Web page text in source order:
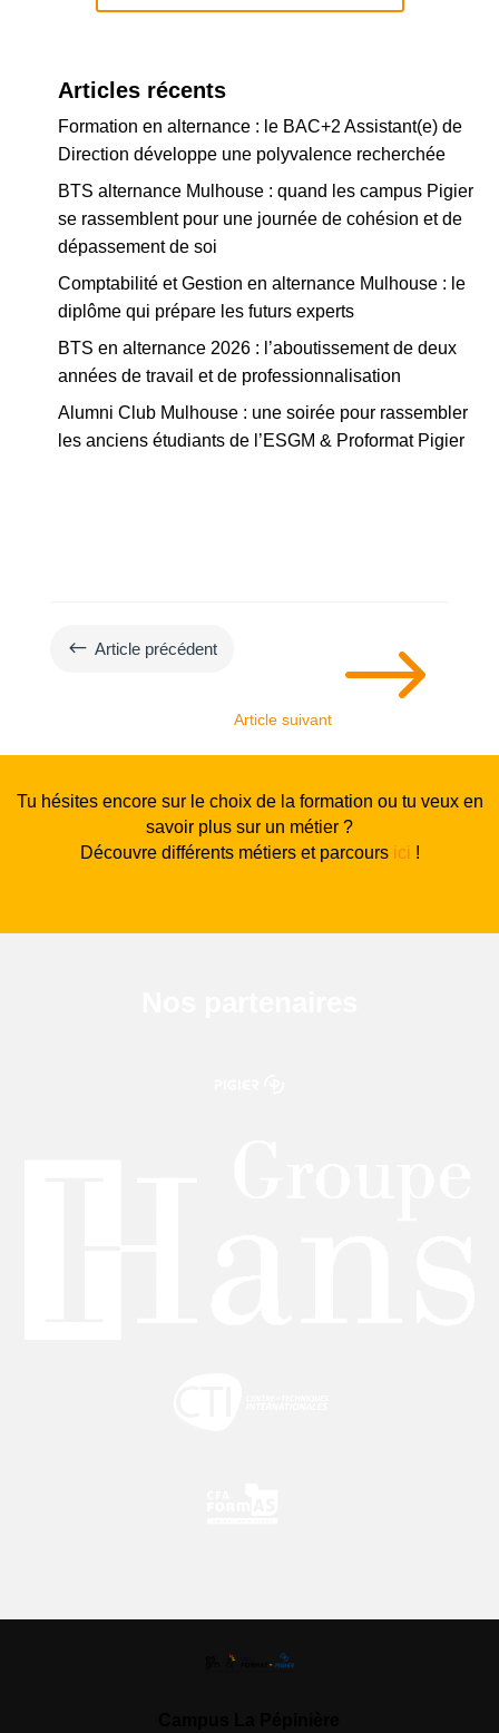
Articles récents
Formation en alternance : le BAC+2 Assistant(e) de
Direction développe une polyvalence recherchée
BTS alternance Mulhouse : quand les campus Pigier
se rassemblent pour une journée de cohésion et de
dépassement de soi
Comptabilité et Gestion en alternance Mulhouse : le
diplôme qui prépare les futurs experts
BTS en alternance 2026 : l’aboutissement de deux
années de travail et de professionnalisation
Alumni Club Mulhouse : une soirée pour rassembler
les anciens étudiants de l’ESGM & Proformat Pigier
# Article précédent
Article suivant $
Tu hésites encore sur le choix de la formation ou tu veux en
savoir plus sur un métier ?
Découvre différents métiers et parcours ici !